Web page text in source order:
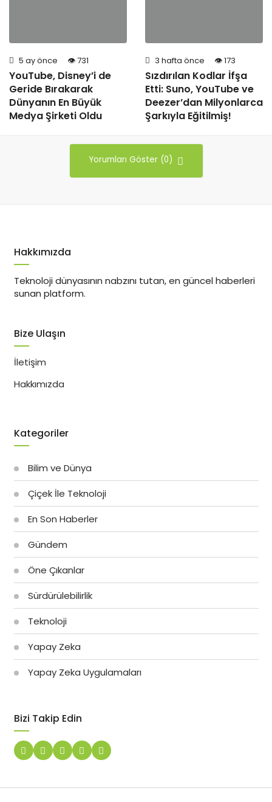
5 ay önce 731
YouTube, Disney’i de
Geride Bırakarak
Dünyanın En Büyük
Medya Şirketi Oldu
3 hafta önce 173
Sızdırılan Kodlar İfşa
Etti: Suno, YouTube ve
Deezer’dan Milyonlarca
Şarkıyla Eğitilmiş!
Yorumları Göster (0)
Hakkımızda
Teknoloji dünyasının nabzını tutan, en güncel haberleri
sunan platform.
Bize Ulaşın
İletişim
Hakkımızda
Kategoriler
Bilim ve Dünya
Çiçek İle Teknoloji
En Son Haberler
Gündem
Öne Çıkanlar
Sürdürülebilirlik
Teknoloji
Yapay Zeka
Yapay Zeka Uygulamaları
Bizi Takip Edin